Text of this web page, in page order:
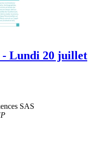
- Lundi 20 juillet
SAS